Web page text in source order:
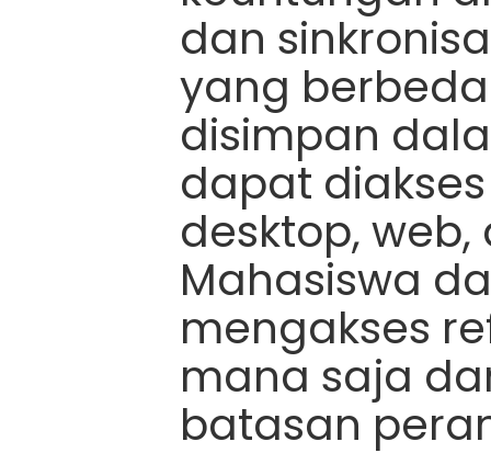
dan
yang
disimpan
dapat
desktop,
Mahasiswa
mengakses
mana saja
batasan